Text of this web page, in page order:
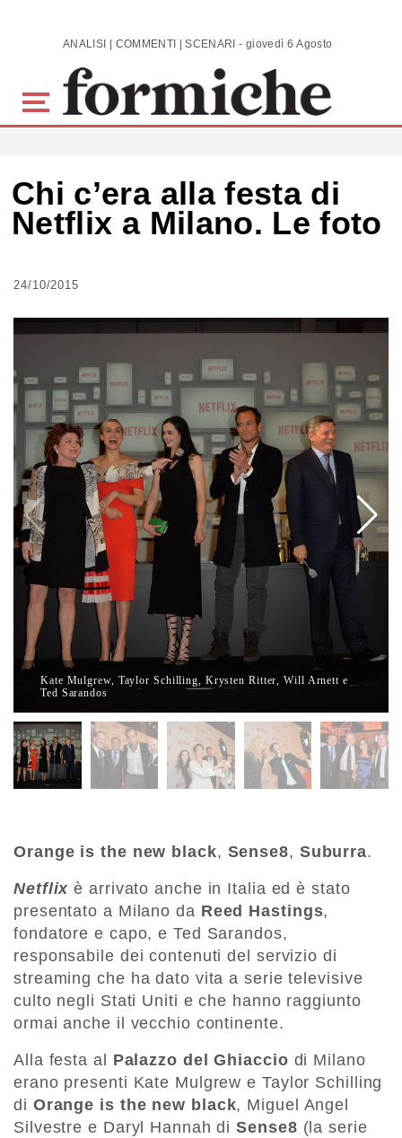
Skip to main content ANALISI | COMMENTI | SCENARI - giovedì 6 Agosto 2026
Chi c’era alla festa di
Netflix a Milano. Le foto
24/10/2015
Kate Mulgrew, Taylor Schilling, Krysten Ritter, Will Arnett e
Ted Sarandos
Orange is the new black, Sense8, Suburra.
Netflix è arrivato anche in Italia ed è stato
presentato a Milano da Reed Hastings,
fondatore e capo, e Ted Sarandos,
responsabile dei contenuti del servizio di
streaming che ha dato vita a serie televisive
culto negli Stati Uniti e che hanno raggiunto
ormai anche il vecchio continente.
Alla festa al Palazzo del Ghiaccio di Milano
erano presenti Kate Mulgrew e Taylor Schilling
di Orange is the new black, Miguel Angel
Silvestre e Daryl Hannah diSense8 (la serie